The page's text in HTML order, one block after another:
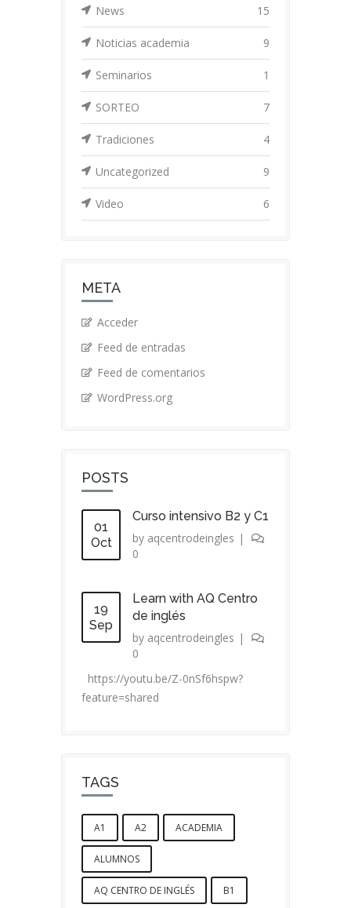
News 15
Noticias academia 9
Seminarios 1
SORTEO 7
Tradiciones 4
Uncategorized 9
Video 6
META
Acceder
Feed de entradas
Feed de comentarios
WordPress.org
POSTS
01
Oct
Curso intensivo B2 y C1
by aqcentrodeingles |
0
19
Sep
Learn with AQ Centro
de inglés
by aqcentrodeingles |
0
https://youtu.be/Z-0nSf6hspw?
feature=shared
TAGS
A1 A2 ACADEMIA
ALUMNOS
AQ CENTRO DE INGLÉS B1